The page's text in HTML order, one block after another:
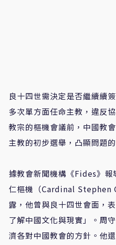
良十四世需決定是否繼續續
多次單方面任命主教，違反
教宗的樞機會議前，中國教
主教的初步選舉，凸顯問題
據教會新聞機構《Fides》
仁樞機（Cardinal Stephen
露，他曾與良十四世會面，
了解中國文化與現實」。周
濟各對中國教會的方針。他